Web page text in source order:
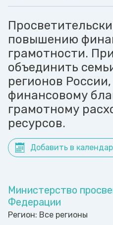
повышению
грамотности.
объединить
регионов
финансовому
грамотному
ресурсов.
Добавить в
Министерство
Федерации
Регион: Все регионы